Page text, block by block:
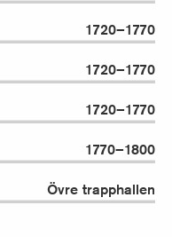
1720–1770
1720–1770
1720–1770
1770–1800
Övre trapphallen